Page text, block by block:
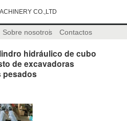
CO.,LTD
Sobre nosotros Contactos
hidráulico de cubo
de excavadoras
pesados